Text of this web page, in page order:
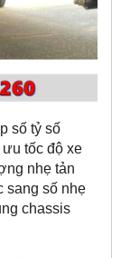
số tỷ số
tốc độ xe
nhẹ tản
sang số nhẹ
chassis